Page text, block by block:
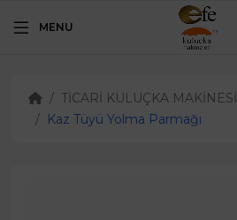
MENU
TİCARİ KULUÇKA MAKİNESİ
Kaz Tüyü Yolma Parmağı